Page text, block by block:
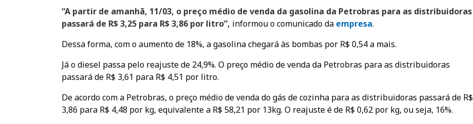
“A partir de amanhã, 11/03, o preço médio de venda da gasolina da Petrobras para as distribuidoras
passará de R$ 3,25 para R$ 3,86 por litro”, informou o comunicado da empresa.
Dessa forma, com o aumento de 18%, a gasolina chegará às bombas por R$ 0,54 a mais.
Já o diesel passa pelo reajuste de 24,9%. O preço médio de venda da Petrobras para as distribuidoras
passará de R$ 3,61 para R$ 4,51 por litro.
De acordo com a Petrobras, o preço médio de venda do gás de cozinha para as distribuidoras passará de R$
3,86 para R$ 4,48 por kg, equivalente a R$ 58,21 por 13kg. O reajuste é de R$ 0,62 por kg, ou seja, 16%.